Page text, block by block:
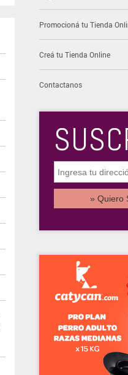
Promocioná tu Tienda
Creá tu Tienda Online
Contactanos